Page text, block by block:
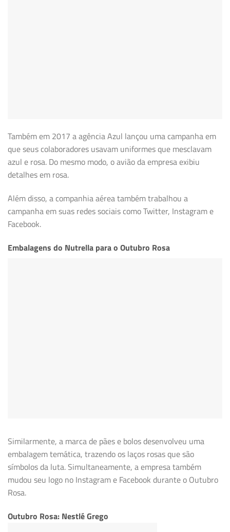
Tambémem 2017 a agência Azul lançou uma campanha em
que seus colaboradores usavam uniformes que mesclavam
azul e rosa. Do mesmo modo, o avião da empresa exibiu
detalhes em rosa.
Além disso, a companhia aérea também trabalhou a
campanha em suas redes sociais como Twitter, Instagram e
Facebook.
Embalagens do Nutrella para o Outubro Rosa
Similarmente, a marca de pães e bolos desenvolveu uma
embalagem temática, trazendo os laços rosas que são
símbolos da luta. Simultaneamente, a empresa também
mudou seu logo no Instagram e Facebook durante o Outubro
Rosa.
Outubro Rosa: Nestlé Grego